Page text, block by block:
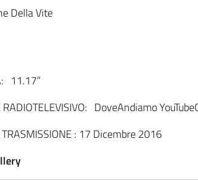
Della Vite
RADIOTELEVISIVO: DoveAndiamo
TRASMISSIONE : 17 Dicembre 2016